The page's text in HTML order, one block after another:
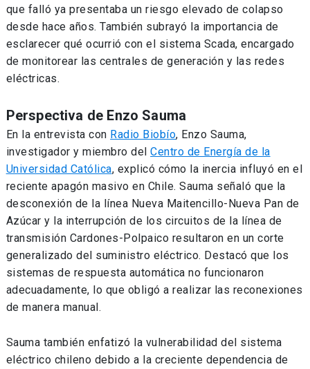
que falló ya presentaba un riesgo elevado de colapso
desde hace años. También subrayó la importancia de
esclarecer qué ocurrió con el sistema Scada, encargado
de monitorear las centrales de generación y las redes
eléctricas.
Perspectiva de Enzo Sauma
En la entrevista con Radio Biobío, Enzo Sauma,
investigador y miembro delCentro de Energía de la
Universidad Católica, explicó cómo la inercia influyó en el
reciente apagón masivo en Chile. Sauma señaló que la
desconexión de la línea Nueva Maitencillo-Nueva Pan de
Azúcar y la interrupción de los circuitos de la línea de
transmisión Cardones-Polpaico resultaron en un corte
generalizado del suministro eléctrico. Destacó que los
sistemas de respuesta automática no funcionaron
adecuadamente, lo que obligó a realizar las reconexiones
de manera manual.
Sauma también enfatizó la vulnerabilidad del sistema
eléctrico chileno debido a la creciente dependencia de